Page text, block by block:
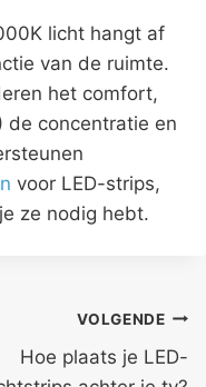
licht hangt af
van de ruimte.
het comfort,
concentratie en
voor LED-strips,
ze nodig hebt.
VOLGENDE
Hoe plaats je LED-